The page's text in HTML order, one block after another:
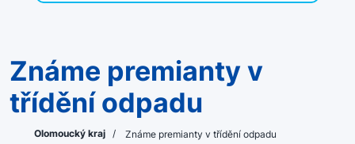
Známe premianty v
třídění odpadu
Olomoucký kraj / Známe premianty v třídění odpadu